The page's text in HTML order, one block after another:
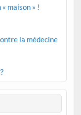
maison » !
la médecine